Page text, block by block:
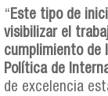
“ Este tipo de
visibilizar el
cumplimiento de
Política de
de excelencia